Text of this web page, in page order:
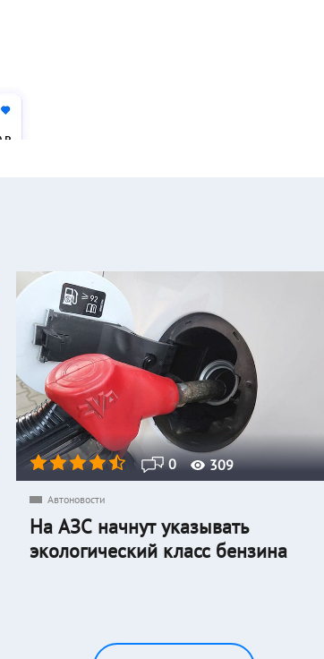
0 309
Автоновости
На АЗС начнут указывать
экологический класс бензина